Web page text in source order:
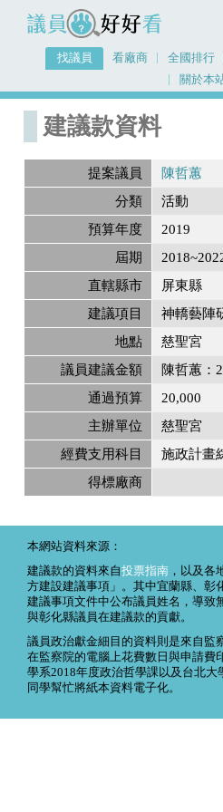
議員好好看
找議員 看廠商 全國排行
關於本
首頁
建議款資料
提案議員
陳哲蕙
分類
活動
預算年度
2019
屆期
直轄縣市
屏東縣
建議項目
神轎藝陣
地點
慈聖宮
議員建議金額
陳哲蕙：
通過預算
20,000
主辦單位
慈聖宮
經費支用科目
施政計畫
得標廠商
本網站資料來源：
建議款的資料來自投票指南 ，以及各
方建設建議事項」。其中宜蘭縣、彰
建議事項文件中公布議員姓名，導致
與彰化縣議員在建議款的貢獻。
議員政治獻金細目的資料則是來自監
在監察院的電腦上花費數日與申請費
學系2018年度政治哲學課以及台北大
同學幫忙將紙本資料電子化。